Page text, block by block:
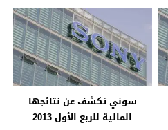
سوني تكشف عن نتائجها
المالية للربع الأول 2013